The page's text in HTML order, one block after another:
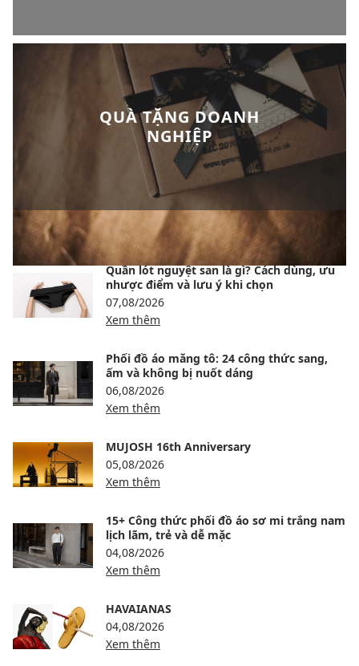
QUÀ TẶNG DOANH
NGHIỆP
BÀI VIẾT NỔI BẬT
Quần lót nguyệt san là gì? Cách dùng, ưu
nhược điểm và lưu ý khi chọn
07,08/2026
Xem thêm
Phối đồ áo măng tô: 24 công thức sang,
ấm và không bị nuốt dáng
06,08/2026
Xem thêm
MUJOSH 16th Anniversary
05,08/2026
Xem thêm
15+ Công thức phối đồ áo sơ mi trắng nam
lịch lãm, trẻ và dễ mặc
04,08/2026
Xem thêm
HAVAIANAS
04,08/2026
Xem thêm